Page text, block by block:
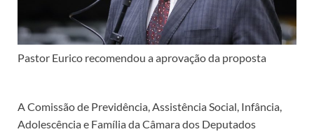
Pastor Eurico recomendou a aprovação da proposta
A Comissão de Previdência, Assistência Social, Infância,
Adolescência e Família da Câmara dos Deputados